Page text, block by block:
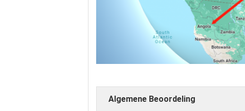
Algemene Beoordeling